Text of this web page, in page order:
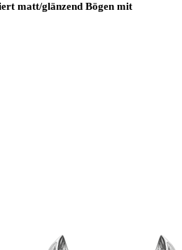
matt/glänzend Bögen mit